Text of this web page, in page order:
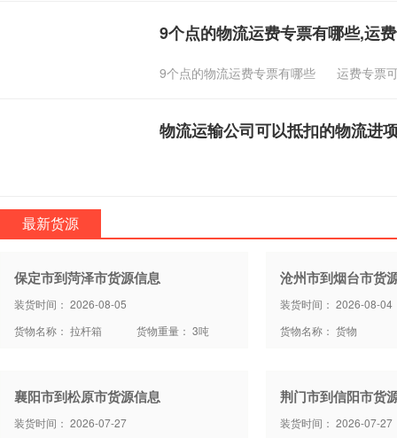
9个点的物流运费专票有哪些,运
9个点的物流运费专票有哪些 运费专票
物流运输公司可以抵扣的物流进
最新货源
保定市到菏泽市货源信息
装货时间： 2026-08-05
货物名称： 拉杆箱
货物重量： 3吨
沧州市到烟台市货
装货时间： 2026-08-04
货物名称： 货物
襄阳市到松原市货源信息
装货时间： 2026-07-27
荆门市到信阳市货
装货时间： 2026-07-27